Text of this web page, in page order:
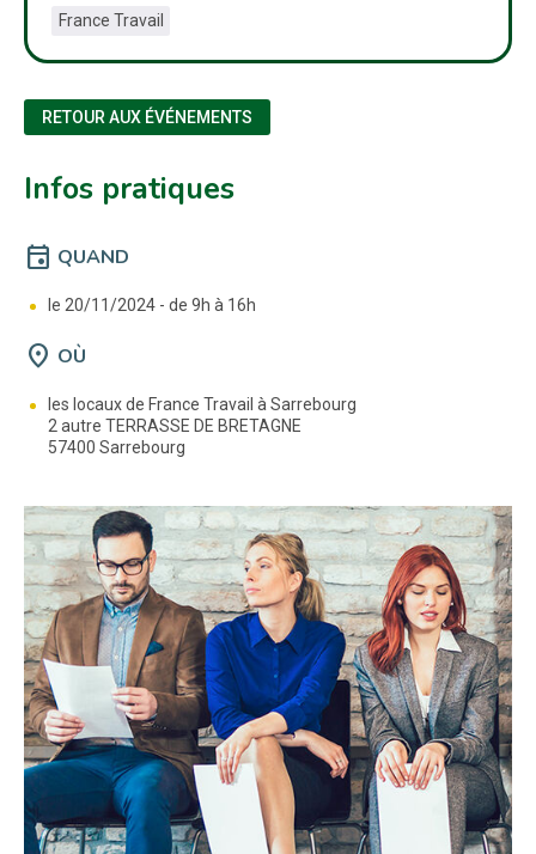
France Travail
RETOUR AUX ÉVÉNEMENTS
Infos pratiques
event QUAND
le 20/11/2024 - de 9h à 16h
location_on OÙ
les locaux de France Travail à Sarrebourg
2 autre TERRASSE DE BRETAGNE
57400 Sarrebourg